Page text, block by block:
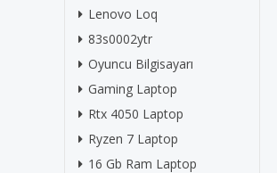
Lenovo Loq
83s0002ytr
Oyuncu Bilgisayarı
Gaming Laptop
Rtx 4050 Laptop
Ryzen 7 Laptop
16 Gb Ram Laptop